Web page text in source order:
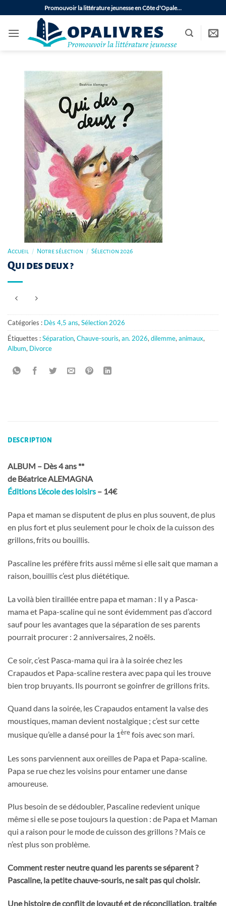
au
contenu
Promouvoir la littérature jeunesse en Côte d'Opale…
Accueil / Notre sélection / Sélection 2026
Qui des deux ?
Catégories : Dès 4,5 ans,Sélection 2026
Étiquettes :Séparation,Chauve-souris,an. 2026,dilemme,animaux,
Album, Divorce
DESCRIPTION
ALBUM – Dès 4 ans **
de Béatrice ALEMAGNA
Éditions L’école des loisirs – 14€
Papa et maman se disputent de plus en plus souvent, de plus
en plus fort et plus seulement pour le choix de la cuisson des
grillons, frits ou bouillis.
Pascaline les préfère frits aussi même si elle sait que maman a
raison, bouillis c’est plus diététique.
La voilà bien tiraillée entre papa et maman : Il y a Pasca-
mama et Papa-scaline qui ne sont évidemment pas d’accord
sauf pour les avantages que la séparation de ses parents
pourrait procurer : 2 anniversaires, 2 noëls.
Ce soir, c’est Pasca-mama qui ira à la soirée chez les
Crapaudos et Papa-scaline restera avec papa qui les trouve
bien trop bruyants. Ils pourront se goinfrer de grillons frits.
Quand dans la soirée, les Crapaudos entament la valse des
moustiques, maman devient nostalgique ; c’est sur cette
musique qu’elle a dansé pour la 1èrefois avec son mari.
Les sons parviennent aux oreilles de Papa et Papa-scaline.
Papa se rue chez les voisins pour entamer une danse
amoureuse.
Plus besoin de se dédoubler, Pascaline redevient unique
même si elle se pose toujours la question : de Papa et Maman
qui a raison pour le mode de cuisson des grillons ? Mais ce
n’est plus son problème.
Comment rester neutre quand les parents se séparent ?
Pascaline, la petite chauve-souris, ne sait pas qui choisir.
Une histoire de conflit de loyauté et de réconciliation, traitée